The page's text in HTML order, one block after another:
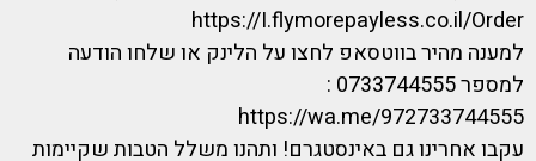
https://I.flymorepayless.co.il/Order
למענה מהיר בווטסאפ לחצו על הלינק או שלחו הודעה
למספר 0733744555 :
https://wa.me/972733744555
עקבו אחרינו גם באינסטגרם! ותהנו משלל הטבות שקיימות